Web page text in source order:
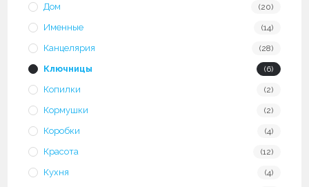
Дом (20)
Именные (14)
Канцелярия (28)
Ключницы (6)
Копилки (2)
Кормушки (2)
Коробки (4)
Красота (12)
Кухня (4)